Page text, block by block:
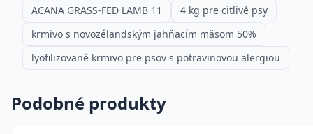
ACANA GRASS-FED LAMB 11
4 kg pre citlivé psy
krmivo s novozélandským jahňacím mäsom 50%
lyofilizované krmivo pre psov s potravinovou alergiou
Podobné produkty